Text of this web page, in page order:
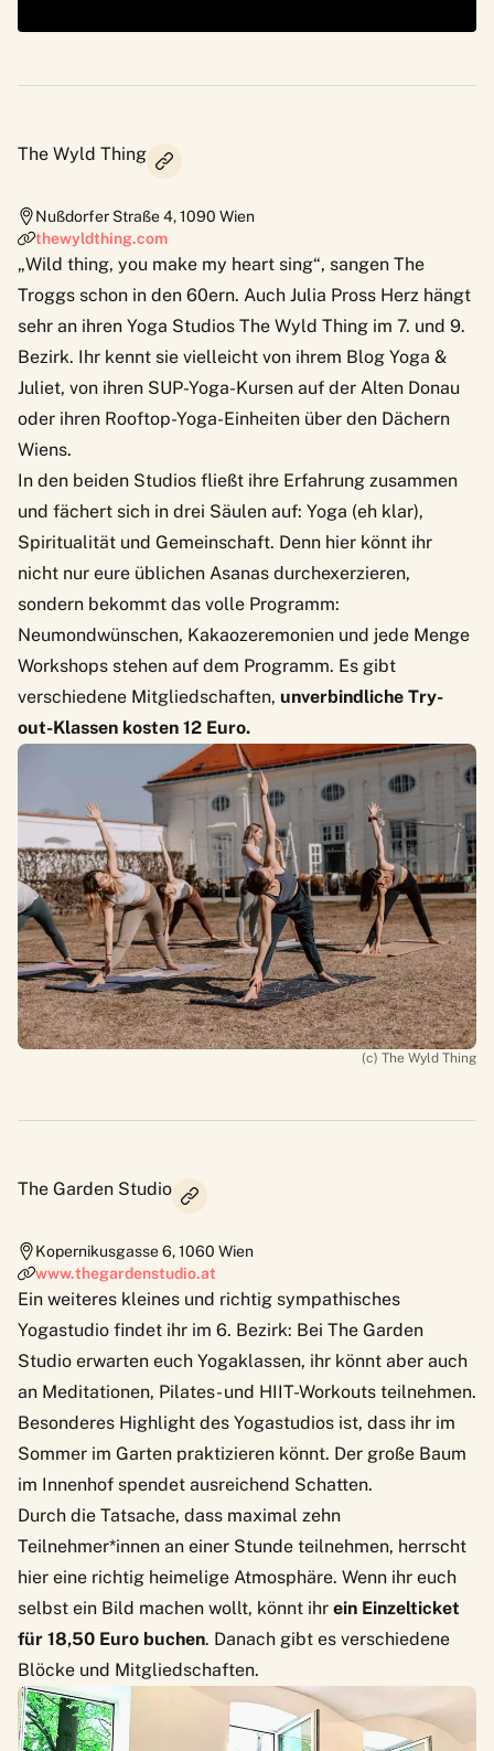
The Wyld Thing
Nußdorfer Straße 4,1090 Wien
thewyldthing.com
„Wild thing, you make my heart sing“, sangen The
Troggs schon in den 60ern. Auch Julia Pross Herz hängt
sehr an ihren Yoga Studios The Wyld Thing im 7. und 9.
Bezirk. Ihr kennt sie vielleicht von ihrem Blog Yoga &
Juliet, von ihren SUP-Yoga-Kursen auf der Alten Donau
oder ihren Rooftop-Yoga-Einheiten über den Dächern
Wiens.
In den beiden Studios fließt ihre Erfahrung zusammen
und fächert sich in drei Säulen auf: Yoga (eh klar),
Spiritualität und Gemeinschaft. Denn hier könnt ihr
nicht nur eure üblichen Asanas durchexerzieren,
sondern bekommt das volle Programm:
Neumondwünschen, Kakaozeremonien und jede Menge
Workshops stehen auf dem Programm. Es gibt
verschiedene Mitgliedschaften, unverbindliche Try-
out-Klassen kosten 12 Euro.
(c) The Wyld Thing
The Garden Studio
Kopernikusgasse 6,1060 Wien
www.thegardenstudio.at
Ein weiteres kleines und richtig sympathisches
Yogastudio findet ihr im 6. Bezirk: Bei The Garden
Studio erwarten euch Yogaklassen, ihr könnt aber auch
an Meditationen, Pilates- und HIIT-Workouts teilnehmen.
Besonderes Highlight des Yogastudios ist, dass ihr im
Sommer im Garten praktizieren könnt. Der große Baum
im Innenhof spendet ausreichend Schatten.
Durch die Tatsache, dass maximal zehn
Teilnehmer*innen an einer Stunde teilnehmen, herrscht
hier eine richtig heimelige Atmosphäre. Wenn ihr euch
selbst ein Bild machen wollt, könnt ihr ein Einzelticket
für 18,50 Euro buchen. Danach gibt es verschiedene
Blöcke und Mitgliedschaften.